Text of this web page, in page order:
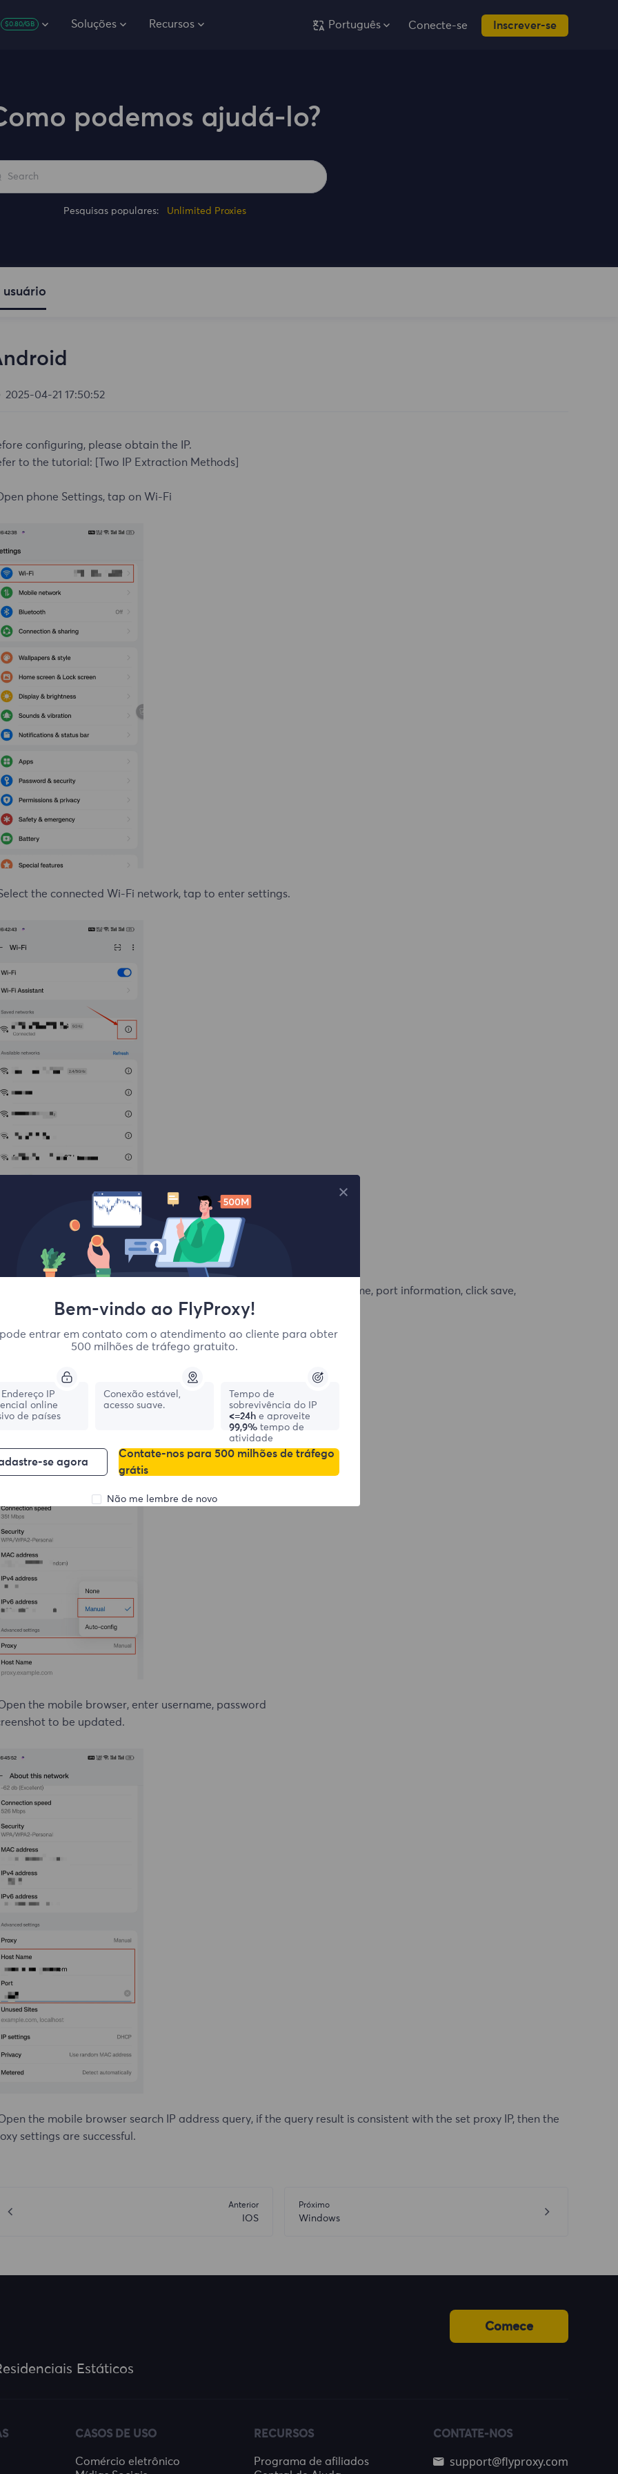
$0.80/GB Soluções Recursos Português Conecte-se Inscrever-se
podemos ajudá-lo?
Pesquisas populares: Unlimited Proxies
usuário
2025-04-21 17:50:52
configuring, please obtain the IP.
to the tutorial: [Two IP Extraction Methods]
phone Settings, tap on Wi-Fi
the connected Wi-Fi network, tap to enter settings.
on the proxy server option, set the proxy to "Manual", enter hostname, port information, click save,
completed.
the mobile browser, enter username, password
to be updated.
the mobile browser search IP address query, if the query result is consistent with the set proxy IP, then the
settings are successful.
Anterior
IOS
Próximo
Windows
Estáticos
Comece
CASOS DE USO
Comércio eletrônico
RECURSOS
Programa de afiliados
CONTATE-NOS
support@flyproxy.com
Bem-vindo ao FlyProxy!
entrar em contato com o atendimento ao cliente para obter
500 milhões de tráfego gratuito.
IP
online
de países
Conexão estável,
acesso suave.
Tempo de
sobrevivência do IP
<=24h e aproveite
99,9% tempo de
atividade
se agora
Contate-nos para 500 milhões de tráfego
grátis
Não me lembre de novo